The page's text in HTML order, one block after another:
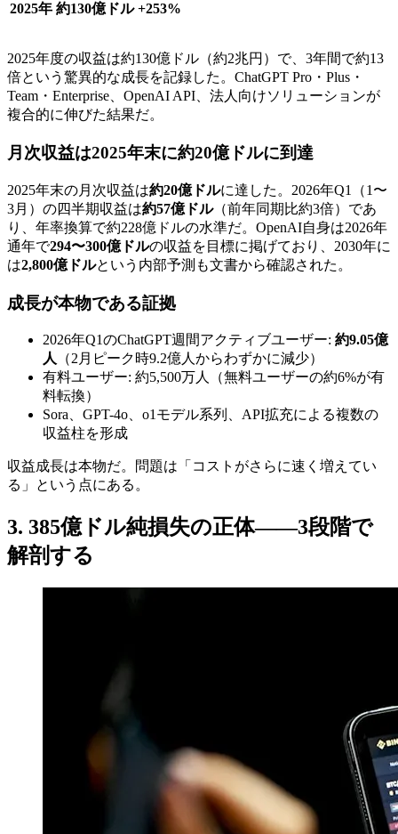
2025年 約130億ドル +253%
2025年度の収益は約130億ドル（約2兆円）で、3年間で約13
倍という驚異的な成長を記録した。ChatGPT Pro・Plus・
Team・Enterprise、OpenAI API、法人向けソリューションが
複合的に伸びた結果だ。
月次収益は2025年末に約20億ドルに到達
2025年末の月次収益は約20億ドルに達した。2026年Q1（1〜
3月）の四半期収益は約57億ドル（前年同期比約3倍）であ
り、年率換算で約228億ドルの水準だ。OpenAI自身は2026年
通年で294〜300億ドルの収益を目標に掲げており、2030年に
は2,800億ドルという内部予測も文書から確認された。
成長が本物である証拠
2026年Q1のChatGPT週間アクティブユーザー: 約9.05億
人
（2月ピーク時9.2億人からわずかに減少）
有料ユーザー: 約5,500万人（無料ユーザーの約6%が有
料転換）
Sora、GPT-4o、o1モデル系列、API拡充による複数の
収益柱を形成
収益成長は本物だ。問題は「コストがさらに速く増えてい
る」という点にある。
3. 385億ドル純損失の正体——3段階で
解剖する